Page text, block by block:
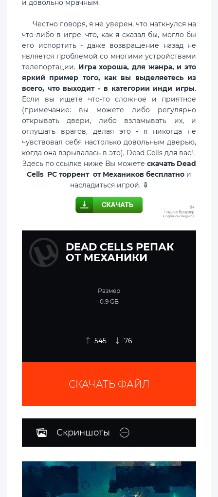
и довольно мрачным.
Честно говоря, я не уверен, что наткнулся на
что-либо в игре, что, как я сказал бы, могло бы
его испортить - даже возвращение назад не
является проблемой со многими устройствами
телепортации. Игра хороша, для жанра, и это
яркий пример того, как вы выделяетесь из
всего, что выходит - в категории инди игры.
Если вы ищете что-то сложное и приятное
(примечание: вы можете либо регулярно
открывать двери, либо взламывать их, и
оглушать врагов, делая это - я никогда не
чувствовал себя настолько довольным дверью,
когда она взрывалась в это), Dead Cells для вас!.
Здесь по ссылке ниже Вы можете скачать Dead
Cells PC торрент от Механиков бесплатно и
насладиться игрой. ⇩
DEAD CELLS РЕПАК
ОТ МЕХАНИКИ
Размер
0.9 GB
545 76
СКАЧАТЬ ФАЙЛ
Скриншоты